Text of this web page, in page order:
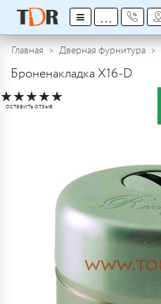
≡ ...
Главная Дверная фурнитура
Броненакладка X16-D
★★★★★
оставить отзыв